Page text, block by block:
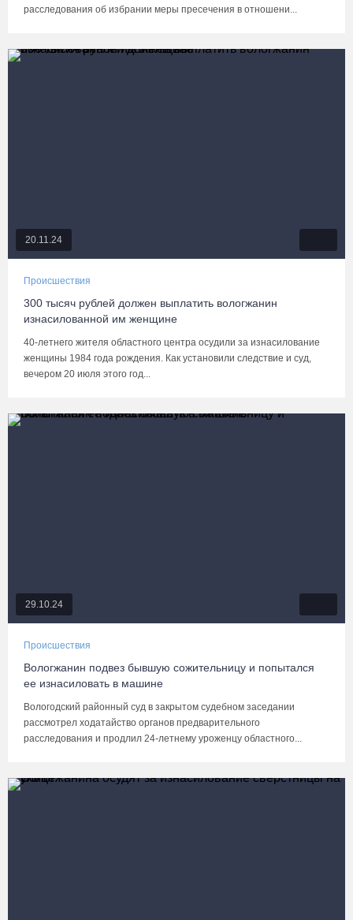
расследования об избрании меры пресечения в отношени...
20.11.24
Происшествия
300 тысяч рублей должен выплатить вологжанин
изнасилованной им женщине
40-летнего жителя областного центра осудили за изнасилование
женщины 1984 года рождения. Как установили следствие и суд,
вечером 20 июля этого год...
29.10.24
Происшествия
Вологжанин подвез бывшую сожительницу и попытался
ее изнасиловать в машине
Вологодский районный суд в закрытом судебном заседании
рассмотрел ходатайство органов предварительного
расследования и продлил 24-летнему уроженцу областного...